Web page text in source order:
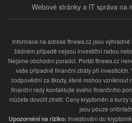
Webové stránky a IT správa na
Informace na adrese ftnews.cz jsou
žádném případě nejsou investiční radou
Nejsme obchodní poradci. Portál ftnews.cz
vaše případně finanční ztráty při
zodpovědní za škody, které mohou vzniknout
finanční rady kontaktujte svého finančního
můžete dovolit ztratit. Ceny kryptoměn a kurzy
jsou pouze
Upozornění na riziko: Investování do